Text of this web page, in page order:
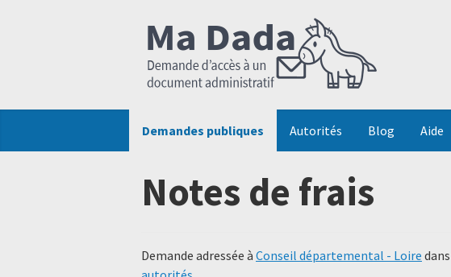
Demandes publiques Autorités Blog Aide
Notes de frais
Demande adressée à Conseil départemental - Loire